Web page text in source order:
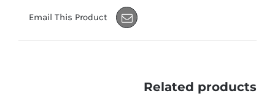
Email This Product
Related products